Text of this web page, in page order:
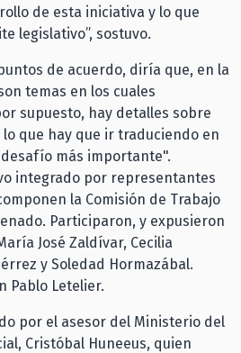
de esta iniciativa y lo que
legislativo”, sostuvo.
de acuerdo, diría que, en la
temas en los cuales
supuesto, hay detalles sobre
que hay que ir traduciendo en
más importante".
integrado por representantes
la Comisión de Trabajo
Participaron, y expusieron
José Zaldívar, Cecilia
y Soledad Hormazábal.
Pablo Letelier.
por el asesor del Ministerio del
Cristóbal Huneeus, quien